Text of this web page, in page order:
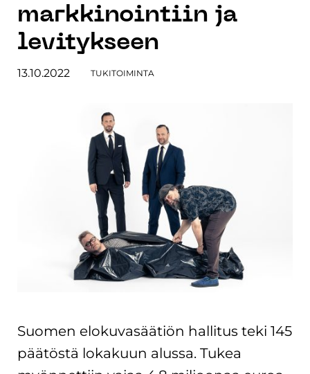
markkinointiin ja
levitykseen
13.10.2022 TUKITOIMINTA
Suomen elokuvasäätiön hallitus teki 145
päätöstä lokakuun alussa. Tukea